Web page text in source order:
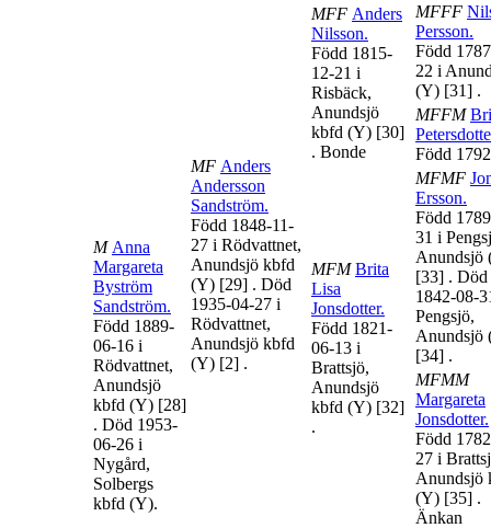
M Anna
Margareta
Byström
Sandström.
Född 1889-
06-16 i
Rödvattnet,
Anundsjö
kbfd (Y) [28]
. Död 1953-
06-26 i
Nygård,
Solbergs
kbfd (Y).
MF Anders
Andersson
Sandström.
Född 1848-11-
27 i Rödvattnet,
Anundsjö kbfd
(Y) [29] . Död
1935-04-27 i
Rödvattnet,
Anundsjö kbfd
(Y) [2] .
MFF Anders
Nilsson.
Född 1815-
12-21 i
Risbäck,
Anundsjö
kbfd (Y) [30]
. Bonde
MFFF
Persson.
Född
22 i
(Y) [31] .
MFFM
Född
MFMBrita
Lisa
Jonsdotter.
Född 1821-
06-13 i
Brattsjö,
Anundsjö
kbfd (Y) [32]
.
MFMF
Ersson.
Född
31 i
Anundsjö
[33] . Död
1842-08-
Pengsjö,
Anundsjö
[34] .
MFMM
Margareta
Jonsdotter.
Född
27 i
Anundsjö
(Y) [35] .
Änkan